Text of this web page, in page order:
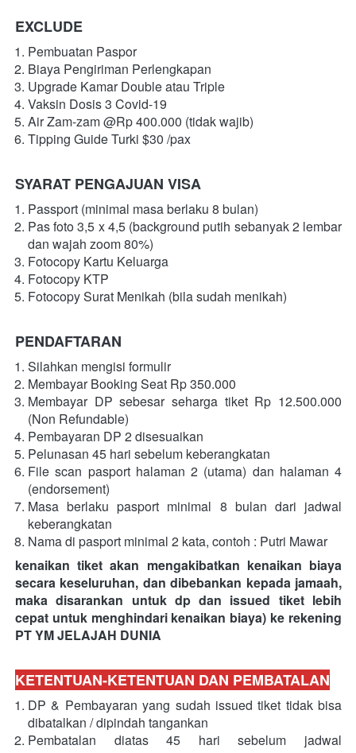
EXCLUDE
Pembuatan Paspor
Biaya Pengiriman Perlengkapan
Upgrade Kamar Double atau Triple
Vaksin Dosis 3 Covid-19
Air Zam-zam @Rp 400.000 (tidak wajib)
Tipping Guide Turki $30 /pax
SYARAT PENGAJUAN VISA
Passport (minimal masa berlaku 8 bulan)
Pas foto 3,5 x 4,5 (background putih sebanyak 2 lembar
dan wajah zoom 80%)
Fotocopy Kartu Keluarga
Fotocopy KTP
Fotocopy Surat Menikah (bila sudah menikah)
PENDAFTARAN
Silahkan mengisi formulir
Membayar Booking Seat Rp 350.000
Membayar DP sebesar seharga tiket Rp 12.500.000
(Non Refundable)
Pembayaran DP 2 disesuaikan
Pelunasan 45 hari sebelum keberangkatan
File scan pasport halaman 2 (utama) dan halaman 4
(endorsement)
Masa berlaku pasport minimal 8 bulan dari jadwal
keberangkatan
Nama di pasport minimal 2 kata, contoh : Putri Mawar
kenaikan tiket akan mengakibatkan kenaikan biaya
secara keseluruhan, dan dibebankan kepada jamaah,
maka disarankan untuk dp dan issued tiket lebih
cepat untuk menghindari kenaikan biaya) ke rekening
PT YM JELAJAH DUNIA
KETENTUAN-KETENTUAN DAN PEMBATALAN
DP & Pembayaran yang sudah issued tiket tidak bisa
dibatalkan / dipindah tangankan
Pembatalan diatas 45 hari sebelum jadwal